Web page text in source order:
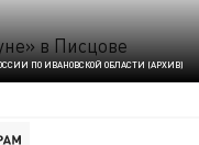
ПО ИВАНОВСКОЙ ОБЛАСТИ (АРХИВ)